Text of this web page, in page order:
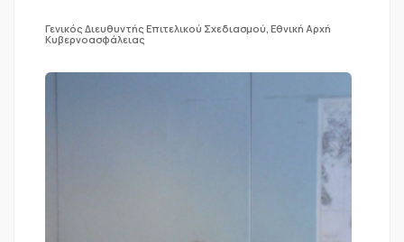
Γενικός Διευθυντής Επιτελικού Σχεδιασμού, Εθνική Αρχή
Κυβερνοασφάλειας